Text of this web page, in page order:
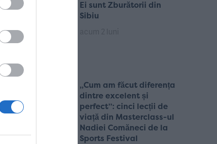
Ei sunt Zburătorii din
Sibiu
„Cum am făcut diferența
dintre excelent și
perfect”: cinci lecții de
viață din Masterclass-ul
Nadiei Comăneci de la
Sports Festival